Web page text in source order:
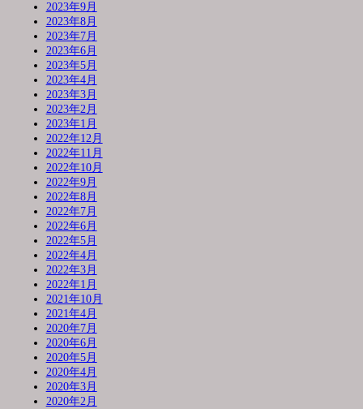
2023年9月
2023年8月
2023年7月
2023年6月
2023年5月
2023年4月
2023年3月
2023年2月
2023年1月
2022年12月
2022年11月
2022年10月
2022年9月
2022年8月
2022年7月
2022年6月
2022年5月
2022年4月
2022年3月
2022年1月
2021年10月
2021年4月
2020年7月
2020年6月
2020年5月
2020年4月
2020年3月
2020年2月